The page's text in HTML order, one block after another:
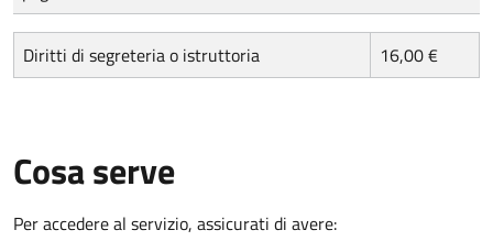
Diritti di segreteria o istruttoria 16,00 €
Cosa serve
Per accedere al servizio, assicurati di avere: